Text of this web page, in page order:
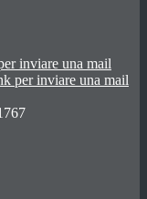
inviare una mail
per inviare una mail